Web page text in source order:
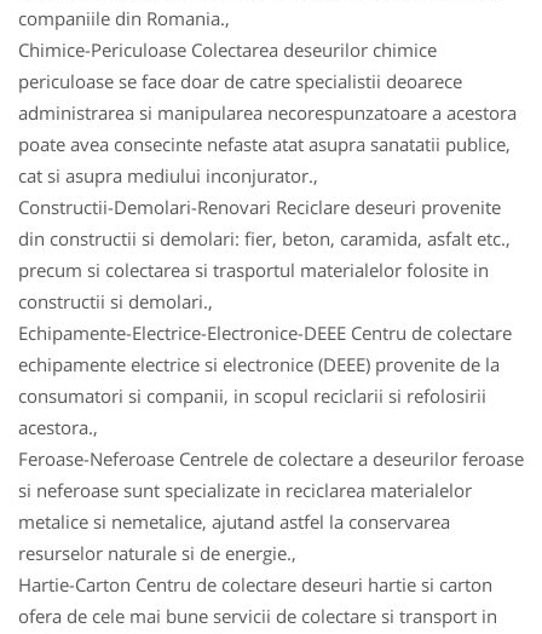
companiile din Romania.,
Chimice-Periculoase Colectarea deseurilor chimice
periculoase se face doar de catre specialistii deoarece
administrarea si manipularea necorespunzatoare a acestora
poate avea consecinte nefaste atat asupra sanatatii publice,
cat si asupra mediului inconjurator.,
Constructii-Demolari-Renovari Reciclare deseuri provenite
din constructii si demolari: fier, beton, caramida, asfalt etc.,
precum si colectarea si trasportul materialelor folosite in
constructii si demolari.,
Echipamente-Electrice-Electronice-DEEE Centru de colectare
echipamente electrice si electronice (DEEE) provenite de la
consumatori si companii, in scopul reciclarii si refolosirii
acestora.,
Feroase-Neferoase Centrele de colectare a deseurilor feroase
si neferoase sunt specializate in reciclarea materialelor
metalice si nemetalice, ajutand astfel la conservarea
resurselor naturale si de energie.,
Hartie-Carton Centru de colectare deseuri hartie si carton
ofera de cele mai bune servicii de colectare si transport in